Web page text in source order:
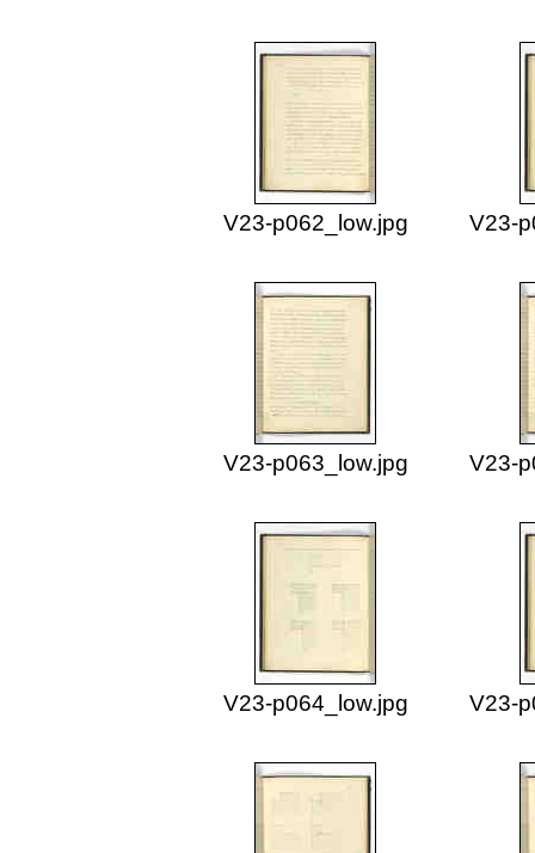
V23-p062_low.jpg V23-
V23-p063_low.jpg V23-
V23-p064_low.jpg V23-